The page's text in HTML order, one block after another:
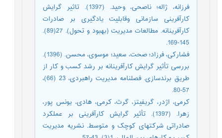
فرزانه، ژاله؛ ناصحی، وحید. (1397). تاثیر گرایش
کارآفرینی سازمانی وقابلیت یادگیری بر صادرات
کارآفرینانه. مطالعات مدیریت (بهبود و تحول). 27(89).
145-169.
فشارکی، فرزاد؛ صحت، سعید؛ موسوی، محسن. (1396).
بررسی تأثیر گرایش کارآفرینانه بر رشد کسب و کار از
طریق برندسازی. فصلنامه مدیریت راهبردی، 23 (66)،
57-80.
کرمی، اژدر، گریفیتز، گرث، کرمی، هادی، یونس پور،
زهرا. (1397). تأثیر گرایش کارآفرینی بر عملکرد
صادراتی شرکتهای کوچک و متوسط. نشریه مدیریت